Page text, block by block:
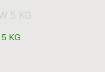
KG